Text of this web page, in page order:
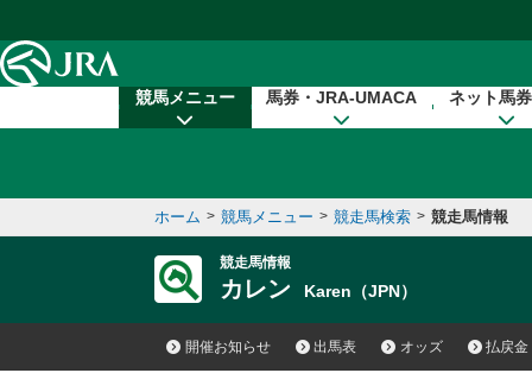
競馬メニュー 馬券・JRA-UMACA ネット馬
ホーム > 競馬メニュー > 競走馬検索 > 競走馬情報
競走馬情報
カレン Karen（JPN）
開催お知らせ 出馬表 オッズ 払戻金